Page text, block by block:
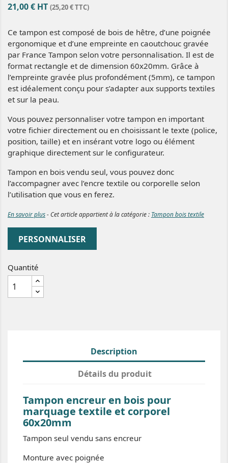
21,00 € HT (25,20 € TTC)
Ce tampon est composé de bois de hêtre, d’une poignée
ergonomique et d’une empreinte en caoutchouc gravée
par France Tampon selon votre personnalisation. Il est de
format rectangle et de dimension 60x20mm. Grâce à
l’empreinte gravée plus profondément (5mm), ce tampon
est idéalement conçu pour s’adapter aux supports textiles
et sur la peau.
Vous pouvez personnaliser votre tampon en important
votre fichier directement ou en choisissant le texte (police,
position, taille) et en insérant votre logo ou élément
graphique directement sur le configurateur.
Tampon en bois vendu seul, vous pouvez donc
l’accompagner avec l’encre textile ou corporelle selon
l’utilisation que vous en ferez.
En savoir plus- Cet article appartient à la catégorie : Tampon bois textile
PERSONNALISER
Quantité
Description
Détails du produit
Tampon encreur en bois pour
marquage textile et corporel
60x20mm
Tampon seul vendu sans encreur
Monture avec poignée